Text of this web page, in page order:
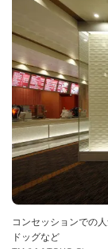
コンセッションでの
ドッグなど